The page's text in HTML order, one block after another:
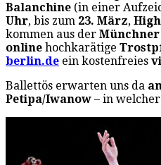
Balanchine (in einer
Uhr, bis zum 23. März,
kommen aus der
online hochkarätige
berlin.de ein kostenfreies
Ballettös erwarten uns da
Petipa/Iwanow – in